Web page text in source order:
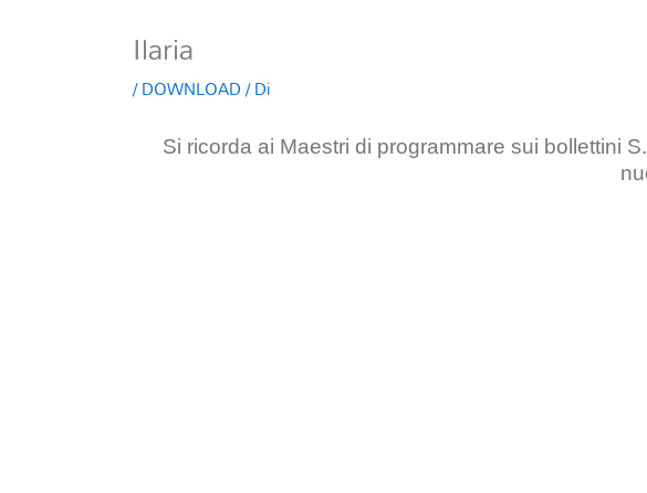
Ilaria
/DOWNLOAD/ Di
Si ricorda ai Maestri di programmare sui bollettini